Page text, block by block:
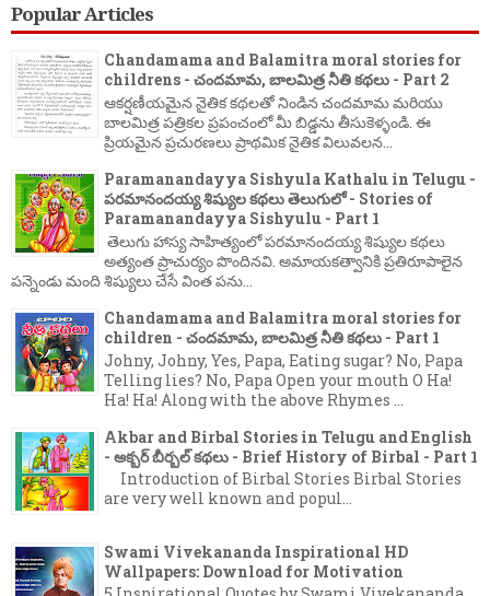
Popular Articles
Chandamama and Balamitra moral stories for
childrens - చందమామ, బాలమిత్ర నీతి కథలు - Part 2
ఆకర్షణీయమైన నైతిక కథలతో నిండిన చందమామ మరియు
బాలమిత్ర పత్రికల ప్రపంచంలో మీ బిడ్డను తీసుకెళ్ళండి. ఈ
ప్రియమైన ప్రచురణలు ప్రాథమిక నైతిక విలువలన...
Paramanandayya Sishyula Kathalu in Telugu -
పరమానందయ్య శిష్యుల కథలు తెలుగులో - Stories of
Paramanandayya Sishyulu - Part 1
తెలుగు హాస్య సాహిత్యంలో పరమానందయ్య శిష్యుల కథలు
అత్యంత ప్రాచుర్యం పొందినవి. అమాయకత్వానికి ప్రతిరూపాలైన
పన్నెండు మంది శిష్యులు చేసే వింత పను...
Chandamama and Balamitra moral stories for
children - చందమామ, బాలమిత్ర నీతి కథలు - Part 1
Johny, Johny, Yes, Papa, Eating sugar? No, Papa
Telling lies? No, Papa Open your mouth O Ha!
Ha! Ha! Along with the above Rhymes ...
Akbar and Birbal Stories in Telugu and English
- అక్బర్ బీర్బల్ కథలు - Brief History of Birbal - Part 1
Introduction of Birbal Stories Birbal Stories
are very well known and popul...
Swami Vivekananda Inspirational HD
Wallpapers: Download for Motivation